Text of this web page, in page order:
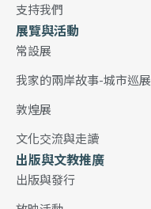
支持我們
展覽與活動
常設展
我家的兩岸故事-城市巡展
敦煌展
文化交流與走讀
出版與文教推廣
出版與發行